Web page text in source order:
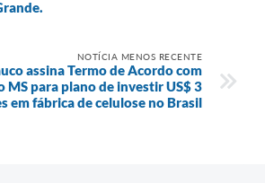
NOTÍCIA MENOS RECENTE
assina Termo de Acordo com
MS para plano de investir US$ 3
em fábrica de celulose no Brasil